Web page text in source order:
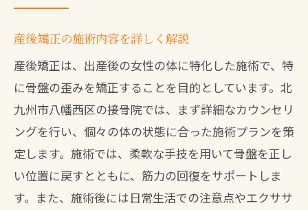
産後矯正の施術内容を詳しく解説
産後矯正は、出産後の女性の体に特化した施術で、特
に骨盤の歪みを矯正することを目的としています。北
九州市八幡西区の接骨院では、まず詳細なカウンセリ
ングを行い、個々の体の状態に合った施術プランを策
定します。施術では、柔軟な手技を用いて骨盤を正し
い位置に戻すとともに、筋力の回復をサポートしま
す。また、施術後には日常生活での注意点やエクササ